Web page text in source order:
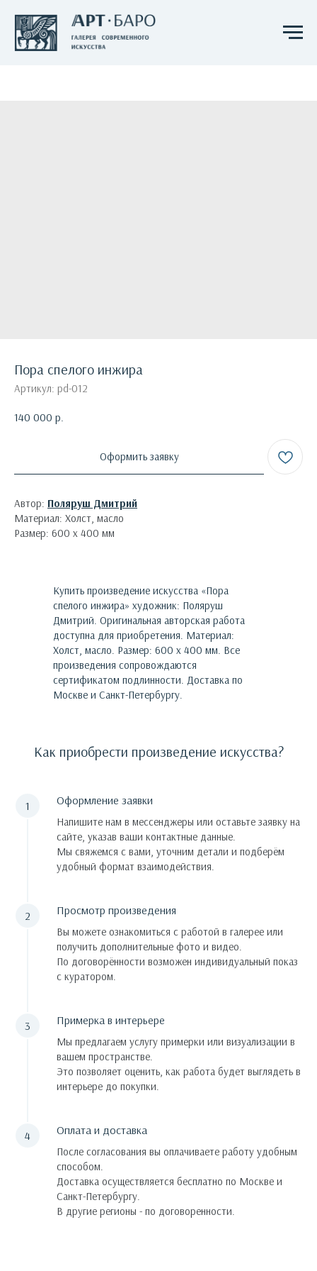
Пора спелого инжира
Артикул: pd-012
140 000 р.
Оформить заявку
Автор: Поляруш Дмитрий
Материал: Холст, масло
Размер: 600 х 400 мм
Купить произведение искусства «Пора
спелого инжира» художник: Поляруш
Дмитрий. Оригинальная авторская работа
доступна для приобретения. Материал:
Холст, масло. Размер: 600 х 400 мм. Все
произведения сопровождаются
сертификатом подлинности. Доставка по
Москве и Санкт-Петербургу.
Как приобрести произведение искусства?
Оформление заявки
Напишите нам в мессенджеры или оставьте заявку на
сайте, указав ваши контактные данные.
Мы свяжемся с вами, уточним детали и подберём
удобный формат взаимодействия.
Просмотр произведения
Вы можете ознакомиться с работой в галерее или
получить дополнительные фото и видео.
По договорённости возможен индивидуальный показ
с куратором.
Примерка в интерьере
Мы предлагаем услугу примерки или визуализации в
вашем пространстве.
Это позволяет оценить, как работа будет выглядеть в
интерьере до покупки.
Оплата и доставка
После согласования вы оплачиваете работу удобным
способом.
Доставка осуществляется бесплатно по Москве и
Санкт-Петербургу.
В другие регионы - по договоренности.